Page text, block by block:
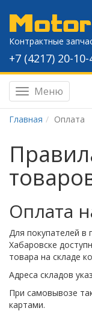
Контрактные
+7 (4217) 20-10-
Меню
Навигация
Главная Оплата
Оплата
Для покупателей в
Хабаровске
товара на складе
Адреса складов
При самовывозе
картами.